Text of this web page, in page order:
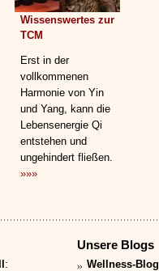
Wissenswertes zur
TCM
Erst in der
vollkommenen
Harmonie von Yin
und Yang, kann die
Lebensenergie Qi
entstehen und
ungehindert fließen.
»»»
:
Unsere Blogs
Wellness-Blog